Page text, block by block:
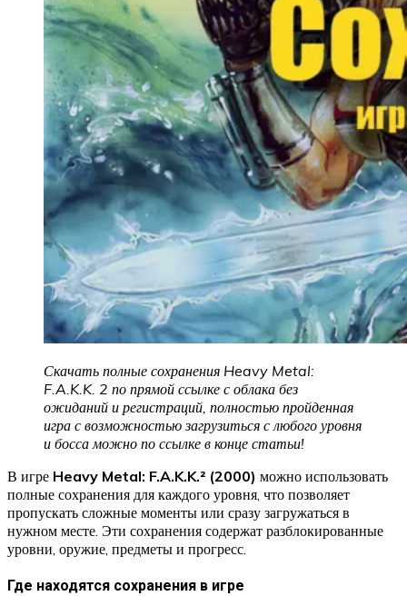
Скачать полные сохранения Heavy Metal:
F.A.K.K. 2 по прямой ссылке с облака без
ожиданий и регистраций, полностью пройденная
игра с возможностью загрузиться с любого уровня
и босса можно по ссылке в конце статьи!
В игре Heavy Metal: F.A.K.K.² (2000) можно использовать
полные сохранения для каждого уровня, что позволяет
пропускать сложные моменты или сразу загружаться в
нужном месте. Эти сохранения содержат разблокированные
уровни, оружие, предметы и прогресс.
Где находятся сохранения в игре